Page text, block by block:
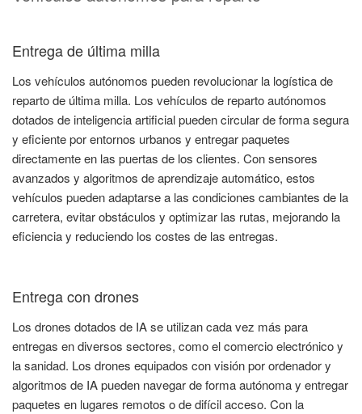
Entrega de última milla
Los vehículos autónomos pueden revolucionar la logística de
reparto de última milla. Los vehículos de reparto autónomos
dotados de inteligencia artificial pueden circular de forma segura
y eficiente por entornos urbanos y entregar paquetes
directamente en las puertas de los clientes. Con sensores
avanzados y algoritmos de aprendizaje automático, estos
vehículos pueden adaptarse a las condiciones cambiantes de la
carretera, evitar obstáculos y optimizar las rutas, mejorando la
eficiencia y reduciendo los costes de las entregas.
Entrega con drones
Los drones dotados de IA se utilizan cada vez más para
entregas en diversos sectores, como el comercio electrónico y
la sanidad. Los drones equipados con visión por ordenador y
algoritmos de IA pueden navegar de forma autónoma y entregar
paquetes en lugares remotos o de difícil acceso. Con la